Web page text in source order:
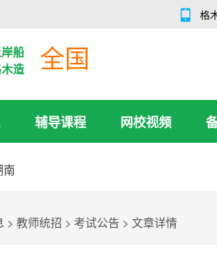
格
船
造
全国
辅导课程 网校视频
南
> 教师统招 > 考试公告 > 文章详情